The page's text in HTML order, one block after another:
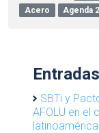
Acero
Agenda
SBTi y
AFOLU en el
latinoamérica